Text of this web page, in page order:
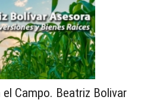
Campo. Beatriz Bolivar